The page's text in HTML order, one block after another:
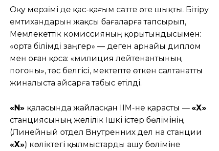
Оқу мерзімі де қас-қағым сәтте өте шықты. Бітіру
емтихандарын жақсы бағаларға тапсырып,
Мемлекеттік комиссияның қорытындысымен:
«орта білімді заңгер» — деген арнайы диплом
мен оған қоса: «милиция лейтенантының
погоны», төс белгісі, мектепте өткен салтанатты
жиналыста Қайсарға табыс етілді.
«N» қаласында жайласқан ІІМ-не қарасты — «Х»
станциясының желілік Ішкі істер бөлімінің
(Линейный отдел Внутренних дел на станции
«Х») көліктегі қылмыстарды ашу бөліміне